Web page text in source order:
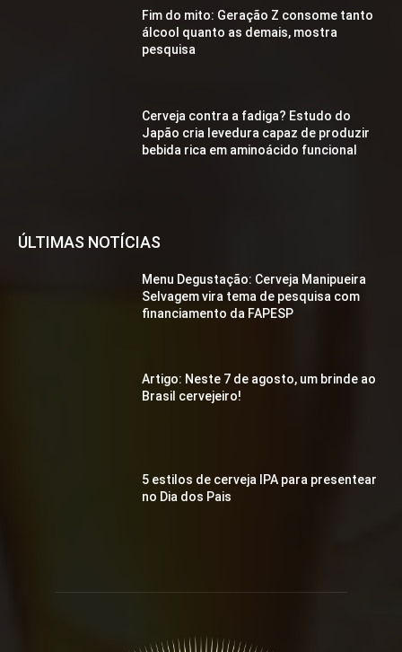
Fim do mito: Geração Z consome tanto
álcool quanto as demais, mostra
pesquisa
Cerveja contra a fadiga? Estudo do
Japão cria levedura capaz de produzir
bebida rica em aminoácido funcional
ÚLTIMAS NOTÍCIAS
Menu Degustação: Cerveja Manipueira
Selvagem vira tema de pesquisa com
financiamento da FAPESP
Artigo: Neste 7 de agosto, um brinde ao
Brasil cervejeiro!
5 estilos de cerveja IPA para presentear
no Dia dos Pais